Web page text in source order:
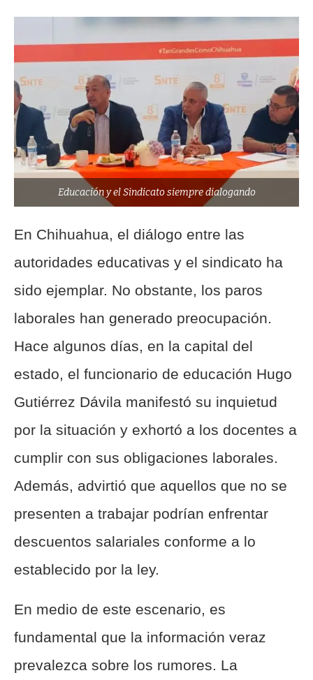
Educación y el Sindicato siempre dialogando
En Chihuahua, el diálogo entre las
autoridades educativas y el sindicato ha
sido ejemplar. No obstante, los paros
laborales han generado preocupación.
Hace algunos días, en la capital del
estado, el funcionario de educación Hugo
Gutiérrez Dávila manifestó su inquietud
por la situación y exhortó a los docentes a
cumplir con sus obligaciones laborales.
Además, advirtió que aquellos que no se
presenten a trabajar podrían enfrentar
descuentos salariales conforme a lo
establecido por la ley.
En medio de este escenario, es
fundamental que la información veraz
prevalezca sobre los rumores. La